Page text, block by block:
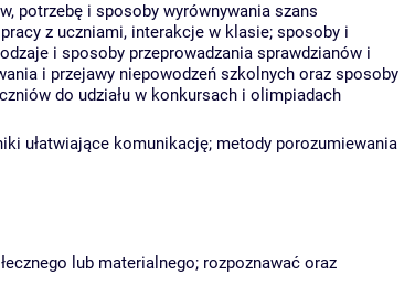
potrzebę i sposoby wyrównywania szans
z uczniami, interakcje w klasie; sposoby i
i sposoby przeprowadzania sprawdzianów i
i przejawy niepowodzeń szkolnych oraz sposoby
do udziału w konkursach i olimpiadach
ułatwiające komunikację; metody porozumiewania
lub materialnego; rozpoznawać oraz